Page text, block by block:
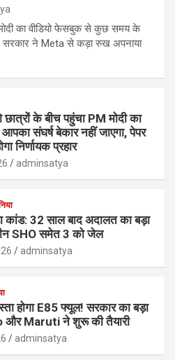
का वीडियो फेसबुक से कुछ समय के
सरकार ने Meta से कड़ा रुख अपनाया
के बीच पहुंचा PM मोदी का
संघर्ष बेकार नहीं जाएगा, पेपर
निर्णायक प्रहार
adminsatya
कांड: 32 साल बाद अदालत का बड़ा
SHO समेत 3 को जेल
adminsatya
होगा E85 फ्यूल! सरकार का बड़ा
और Maruti ने शुरू की तैयारी
adminsatya